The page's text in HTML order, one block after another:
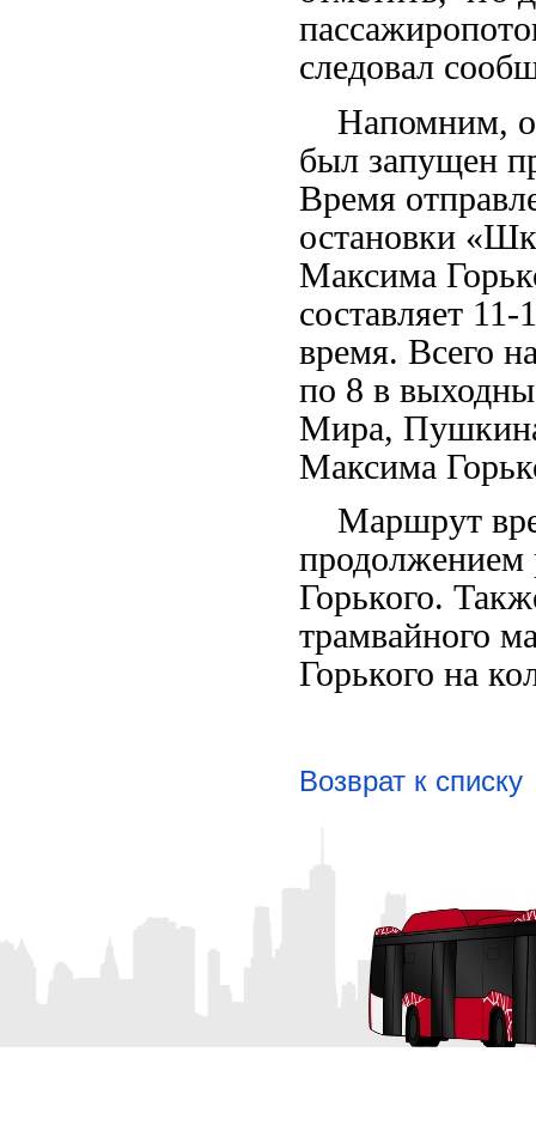
следовал
Напомним,
был запущен
Время
остановки
Максима
составляет
время. Всего
по 8 в
Мира,
Максима
Маршрут
продолжением
Горького.
трамвайного
Горького на
Возврат к списку